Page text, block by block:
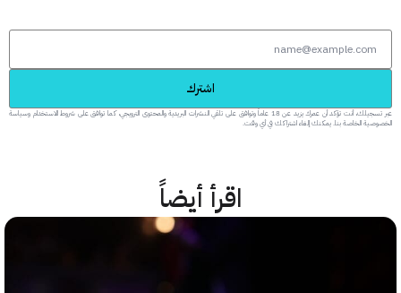
عبر تسجيلك، أنت تؤكد أن عمرك يزيد عن 18 عاماً وتوافق على تلقي النشرات البريدية والمحتوى الترويجي، كما توافق على شروط الاستخدام وسياسة
الخاصة بنا. يمكنك إلغاء اشتراكك في أي وقت.
اقرأ أيضاً